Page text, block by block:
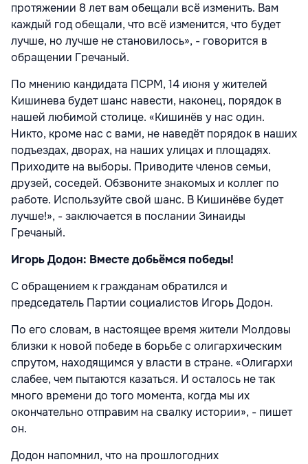
протяжении 8 лет вам обещали всё изменить. Вам
каждый год обещали, что всё изменится, что будет
лучше, но лучше не становилось», - говорится в
обращении Гречаный.
По мнению кандидата ПСРМ, 14 июня у жителей
Кишинева будет шанс навести, наконец, порядок в
нашей любимой столице. «Кишинёв у нас один.
Никто, кроме нас с вами, не наведёт порядок в наших
подъездах, дворах, на наших улицах и площадях.
Приходите на выборы. Приводите членов семьи,
друзей, соседей. Обзвоните знакомых и коллег по
работе. Используйте свой шанс. В Кишинёве будет
лучше!», - заключается в послании Зинаиды
Гречаный.
Игорь Додон: Вместе добьёмся победы!
С обращением к гражданам обратился и
председатель Партии социалистов Игорь Додон.
По его словам, в настоящее время жители Молдовы
близки к новой победе в борьбе с олигархическим
спрутом, находящимся у власти в стране. «Олигархи
слабее, чем пытаются казаться. И осталось не так
много времени до того момента, когда мы их
окончательно отправим на свалку истории», - пишет
он.
Додон напомнил, что на прошлогодних